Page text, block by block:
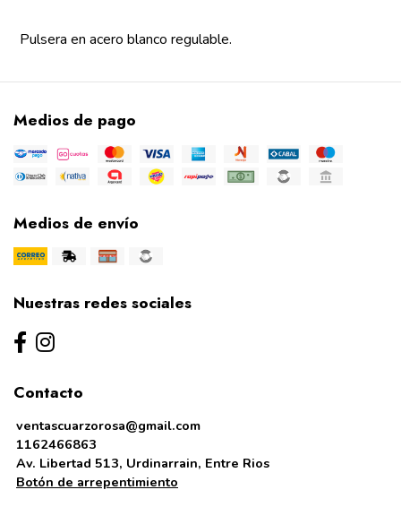
Pulsera en acero blanco regulable.
Medios de pago
Medios de envío
Nuestras redes sociales
Contacto
ventascuarzorosa@gmail.com
1162466863
Av. Libertad 513, Urdinarrain, Entre Rios
Botón de arrepentimiento